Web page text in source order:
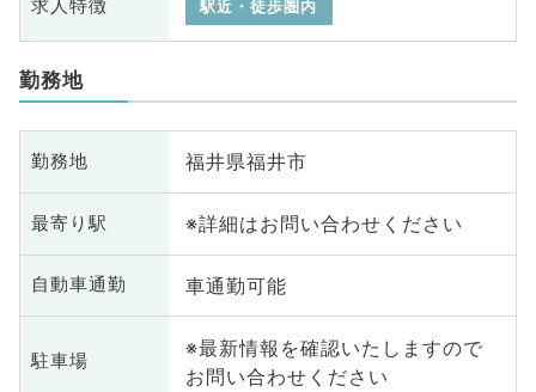
求人特徴 駅近・徒歩圏内
勤務地
勤務地 福井県福井市
最寄り駅 ※詳細はお問い合わせください
自動車通勤 車通勤可能
駐車場
※最新情報を確認いたしますので
お問い合わせください